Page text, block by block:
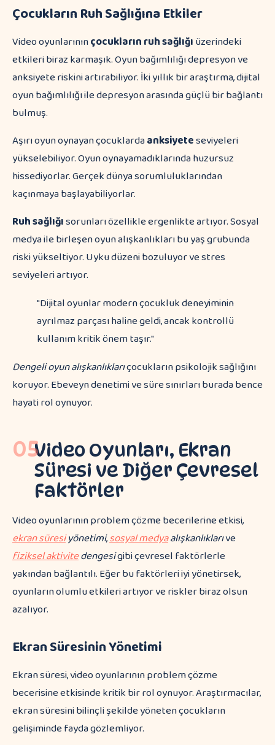
Çocukların Ruh Sağlığına Etkiler
Video oyunlarınınçocukların ruh sağlığıüzerindeki
etkileri biraz karmaşık. Oyun bağımlılığı depresyon ve
anksiyete riskini artırabiliyor. İki yıllık bir araştırma, dijital
oyun bağımlılığı ile depresyon arasında güçlü bir bağlantı
bulmuş.
Aşırı oyun oynayan çocuklardaanksiyeteseviyeleri
yükselebiliyor. Oyun oynayamadıklarında huzursuz
hissediyorlar. Gerçek dünya sorumluluklarından
kaçınmaya başlayabiliyorlar.
Ruh sağlığısorunları özellikle ergenlikte artıyor. Sosyal
medya ile birleşen oyun alışkanlıkları bu yaş grubunda
riski yükseltiyor. Uyku düzeni bozuluyor ve stres
seviyeleri artıyor.
"Dijital oyunlar modern çocukluk deneyiminin
ayrılmaz parçası haline geldi, ancak kontrollü
kullanım kritik önem taşır."
Dengeli oyun alışkanlıklarıçocukların psikolojik sağlığını
koruyor. Ebeveyn denetimi ve süre sınırları burada bence
hayati rol oynuyor.
05Video Oyunları, Ekran
Süresi ve Diğer Çevresel
Faktörler
Video oyunlarının problem çözme becerilerine etkisi,
ekran süresiyönetimi,sosyal medyaalışkanlıklarıve
fiziksel aktivitedengesigibi çevresel faktörlerle
yakından bağlantılı. Eğer bu faktörleri iyi yönetirsek,
oyunların olumlu etkileri artıyor ve riskler biraz olsun
azalıyor.
Ekran Süresinin Yönetimi
Ekran süresi, video oyunlarının problem çözme
becerisine etkisinde kritik bir rol oynuyor. Araştırmacılar,
ekran süresini bilinçli şekilde yöneten çocukların
gelişiminde fayda gözlemliyor.